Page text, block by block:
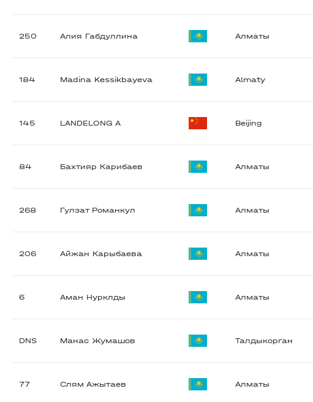
250 Алия Габдуллина Алматы
184 Madina Kessikbayeva Almaty
145 LANDELONG A Beijing
84 Бахтияр Карибаев Алматы
268 Гулзат Романкул Алматы
206 Айжан Карыбаева Алматы
6 Аман Нурклды Алматы
DNS Манас Жумашов Талдыкорган
77 Слям Ажытаев Алматы